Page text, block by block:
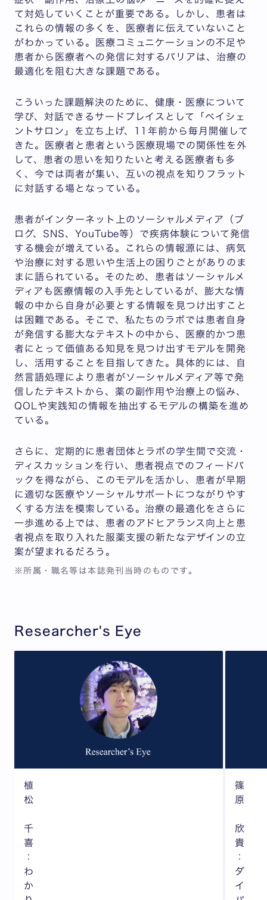
て対処していくことが重要である。しかし、患者は
これらの情報の多くを、医療者に伝えていないこと
がわかっている。医療コミュニケーションの不足や
患者から医療者への発信に対するバリアは、治療の
最適化を阻む大きな課題である。
こういった課題解決のために、健康・医療について
学び、対話できるサードプレイスとして「ペイシェ
ントサロン」を立ち上げ、11年前から毎月開催して
きた。医療者と患者という医療現場での関係性を外
して、患者の思いを知りたいと考える医療者も多
く、今では両者が集い、互いの視点を知りフラット
に対話する場となっている。
患者がインターネット上のソーシャルメディア（ブ
ログ、SNS、YouTube等）で疾病体験について発信
する機会が増えている。これらの情報源には、病気
や治療に対する思いや生活上の困りごとがありのま
まに語られている。そのため、患者はソーシャルメ
ディアも医療情報の入手先としているが、膨大な情
報の中から自身が必要とする情報を見つけ出すこと
は困難である。そこで、私たちのラボでは患者自身
が発信する膨大なテキストの中から、医療的かつ患
者にとって価値ある知見を見つけ出すモデルを開発
し、活用することを目指してきた。具体的には、自
然言語処理により患者がソーシャルメディア等で発
信したテキストから、薬の副作用や治療上の悩み、
QOLや実践知の情報を抽出するモデルの構築を進め
ている。
さらに、定期的に患者団体とラボの学生間で交流・
ディスカッションを行い、患者視点でのフィードバ
ックを得ながら、このモデルを活かし、患者が早期
に適切な医療やソーシャルサポートにつながりやす
くする方法を模索している。治療の最適化をさらに
一歩進める上では、患者のアドヒアランス向上と患
者視点を取り入れた服薬支援の新たなデザインの立
案が望まれるだろう。
※所属・職名等は本誌発刊当時のものです。
Researcher's Eye
植
松
千
喜
：
わ
か
篠
原
欣
貴
：
ダ
イ